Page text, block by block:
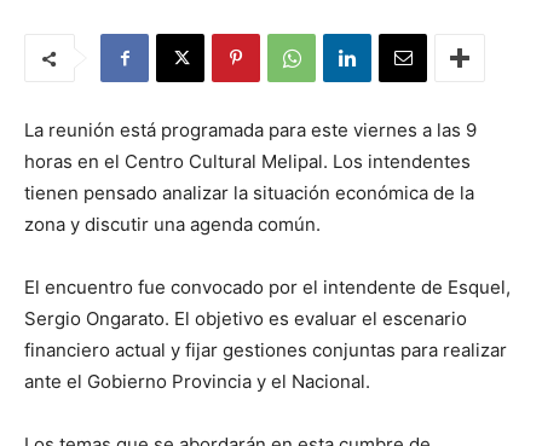
La reunión está programada para este viernes a las 9
horas en el Centro Cultural Melipal. Los intendentes
tienen pensado analizar la situación económica de la
zona y discutir una agenda común.
El encuentro fue convocado por el intendente de Esquel,
Sergio Ongarato. El objetivo es evaluar el escenario
financiero actual y fijar gestiones conjuntas para realizar
ante el Gobierno Provincia y el Nacional.